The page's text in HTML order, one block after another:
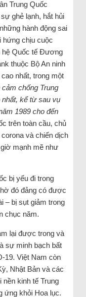
Trung Quốc
ghẻ lạnh, hắt hủi
hành động sai
hứng chịu cuộc
hệ Quốc tế Đương
thuộc Bộ An ninh
nhất, trong một
cảm chống Trung
kể từ sau vụ
1989 cho đến
trên toàn cầu, chủ
và chiến dịch
mạnh mẽ như
bị yếu đi trong
đó đảng có được
– bị sụt giảm trong
chục năm.
lại được trong và
sự minh bạch bất
19. Việt Nam còn
Nhật Bản và các
kinh tế Trung
ứng khỏi Hoa lục.